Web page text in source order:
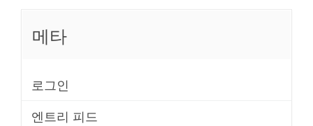
메타
로그인
엔트리 피드